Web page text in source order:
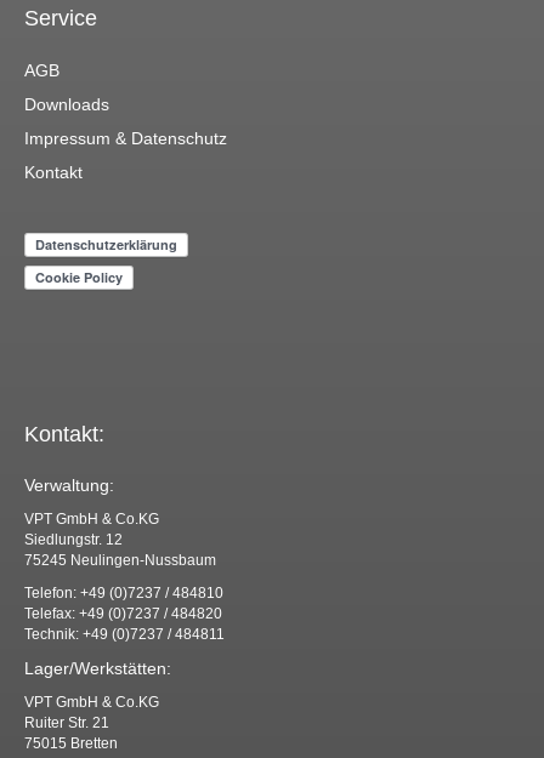
Service
AGB
Downloads
Impressum & Datenschutz
Kontakt
Kontakt:
Verwaltung:
VPT GmbH & Co.KG
Siedlungstr. 12
75245 Neulingen-Nussbaum
Telefon: +49 (0)7237 / 484810
Telefax: +49 (0)7237 / 484820
Technik: +49 (0)7237 / 484811
Lager/Werkstätten:
VPT GmbH & Co.KG
Ruiter Str. 21
75015 Bretten